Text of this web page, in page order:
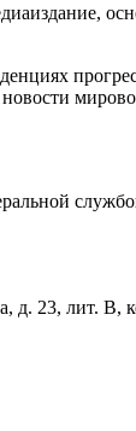
д. 23, лит.